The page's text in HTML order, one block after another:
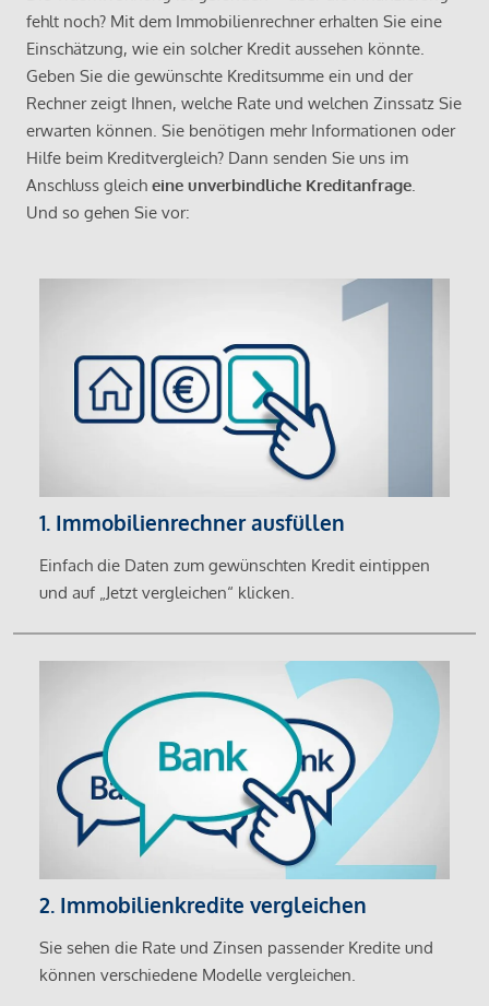
fehlt noch? Mit dem Immobilienrechner erhalten Sie eine
Einschätzung, wie ein solcher Kredit aussehen könnte.
Geben Sie die gewünschte Kreditsumme ein und der
Rechner zeigt Ihnen, welche Rate und welchen Zinssatz Sie
erwarten können. Sie benötigen mehr Informationen oder
Hilfe beim Kreditvergleich? Dann senden Sie uns im
Anschluss gleich eine unverbindliche Kreditanfrage.
Und so gehen Sie vor:
1. Immobilienrechner ausfüllen
Einfach die Daten zum gewünschten Kredit eintippen
und auf „Jetzt vergleichen“ klicken.
2. Immobilienkredite vergleichen
Sie sehen die Rate und Zinsen passender Kredite und
können verschiedene Modelle vergleichen.